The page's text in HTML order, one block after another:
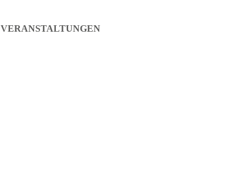
VERANSTALTUNGEN